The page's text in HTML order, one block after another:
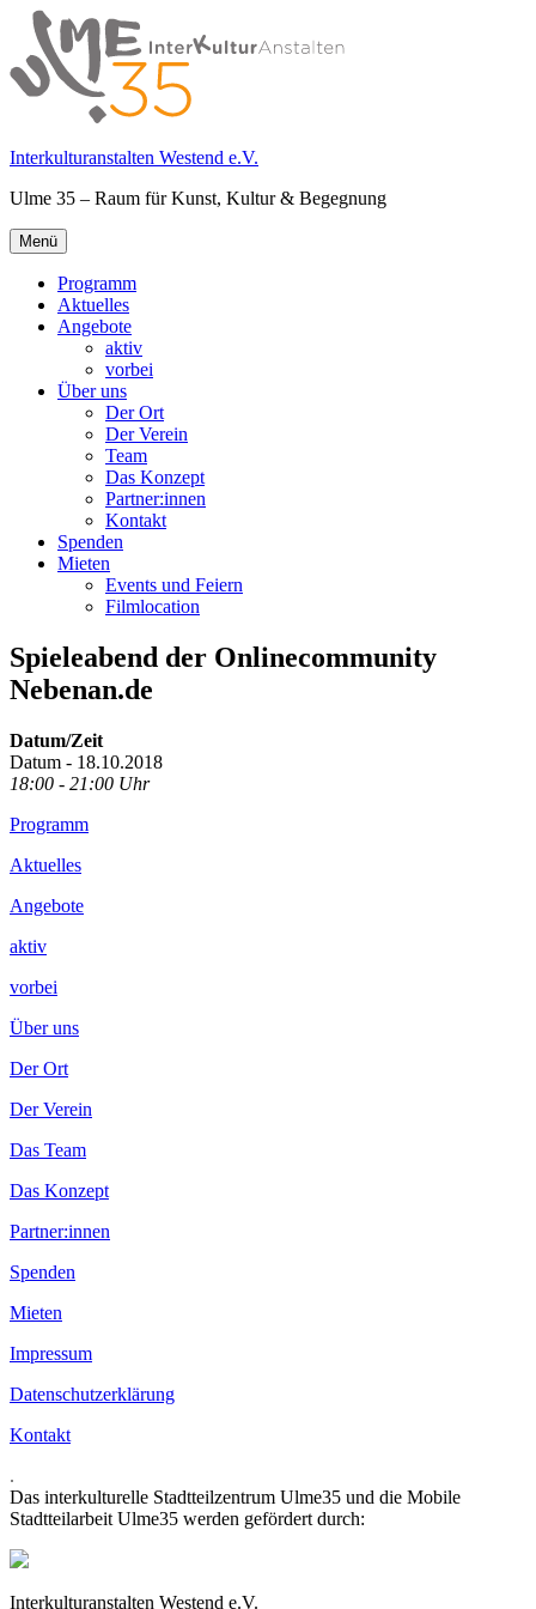
Springe
zum
Inhalt
Interkulturanstalten Westend e.V.
Ulme 35 – Raum für Kunst, Kultur & Begegnung
Primäres
Menü
Menü
Programm
Aktuelles
Angebote
aktiv
vorbei
Über uns
Der Ort
Der Verein
Team
Das Konzept
Partner:innen
Kontakt
Spenden
Mieten
Events und Feiern
Filmlocation
Spieleabend der Onlinecommunity
Nebenan.de
Datum/Zeit
Datum - 18.10.2018
18:00 - 21:00 Uhr
Footer
Inhalt
Programm
Aktuelles
Angebote
aktiv
vorbei
Über uns
Der Ort
Der Verein
Das Team
Das Konzept
Partner:innen
Spenden
Mieten
Impressum
Datenschutzerklärung
Kontakt
.
Das interkulturelle Stadtteilzentrum Ulme35 und die Mobile
Stadtteilarbeit Ulme35 werden gefördert durch:
Interkulturanstalten Westend e.V.